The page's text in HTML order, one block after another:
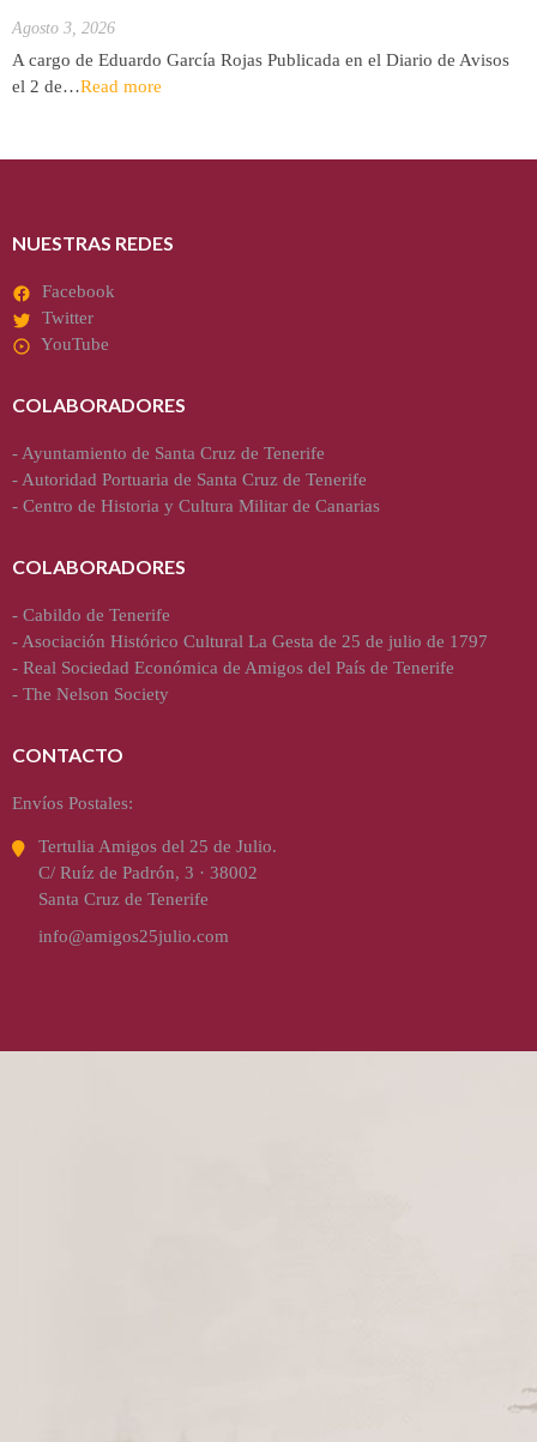
Agosto 3, 2026
A cargo de Eduardo García Rojas Publicada en el Diario de Avisos
el 2 de…Read more
NUESTRAS REDES
Facebook
Twitter
YouTube
COLABORADORES
-Ayuntamiento de Santa Cruz de Tenerife
-Autoridad Portuaria de Santa Cruz de Tenerife
- Centro de Historia y Cultura Militar de Canarias
COLABORADORES
- Cabildo de Tenerife
-Asociación Histórico Cultural La Gesta de 25 de julio de 1797
- Real Sociedad Económica de Amigos del País de Tenerife
- The Nelson Society
CONTACTO
Envíos Postales:
Tertulia Amigos del 25 de Julio.
C/ Ruíz de Padrón, 3 · 38002
Santa Cruz de Tenerife
info@amigos25julio.com